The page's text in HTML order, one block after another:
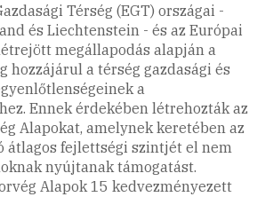
Térség (EGT) országai -
és Liechtenstein - és az Európai
megállapodás alapján a
hozzájárul a térség gazdasági és
a
Ennek érdekében létrehozták az
Alapokat, amelynek keretében az
átlagos fejlettségi szintjét el nem
nyújtanak támogatást.
Alapok 15 kedvezményezett